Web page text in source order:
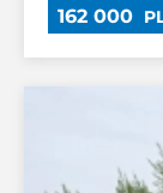
162 000